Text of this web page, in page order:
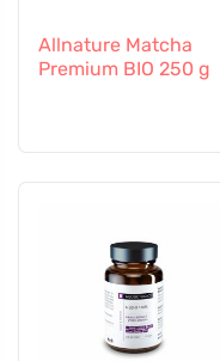
Allnature Matcha
Premium BIO 250 g